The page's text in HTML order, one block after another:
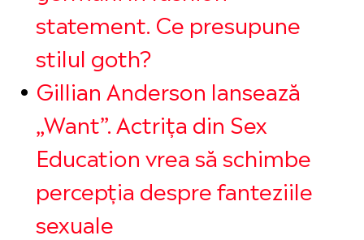
statement. Ce presupune
stilul goth?
Gillian Anderson lansează
„Want”. Actrița din Sex
Education vrea să schimbe
percepția despre fanteziile
sexuale